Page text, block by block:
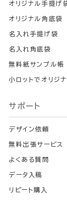
オリジナル手提げ
オリジナル角底袋
名入れ手提げ袋
名入れ角底袋
無料紙サンプル帳
小ロットでオリジ
サポート
デザイン依頼
無料出張サービス
よくある質問
データ入稿
リピート購入